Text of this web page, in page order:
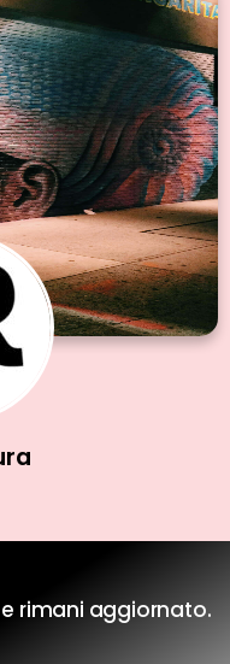
rimani aggiornato.